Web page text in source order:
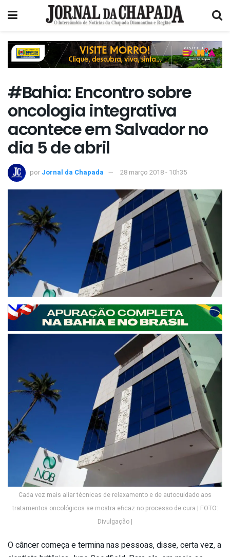
#Bahia: Encontro sobre
oncologia integrativa
acontece em Salvador no
dia 5 de abril
por Jornal da Chapada 28 março 2018 - 10h35
Cada vez mais aliar técnicas de relaxamento e de autocuidado aos
tratamentos oncológicos se mostra eficaz no processo de cura | FOTO:
Divulgação |
O câncer começa e termina nas pessoas, disse, certa vez, a